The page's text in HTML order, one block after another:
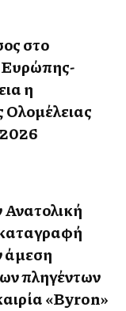
στο
Ευρώπης-
η
Ολομέλειας
άμεση
πληγέντων
«Byron»